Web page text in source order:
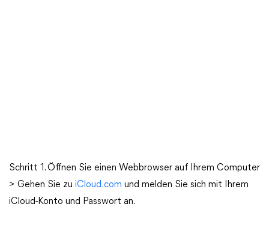
Schritt 1. Öffnen Sie einen Webbrowser auf Ihrem Computer
> Gehen Sie zu iCloud.com und melden Sie sich mit Ihrem
iCloud-Konto und Passwort an.